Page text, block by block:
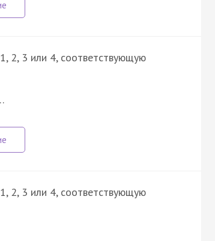
2, 3 или 4, соответствующую
2, 3 или 4, соответствующую